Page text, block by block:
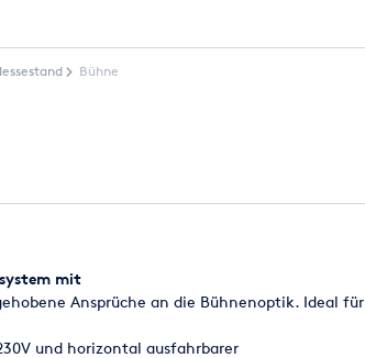
Bühne
mit
Ansprüche an die Bühnenoptik. Ideal für
und horizontal ausfahrbarer